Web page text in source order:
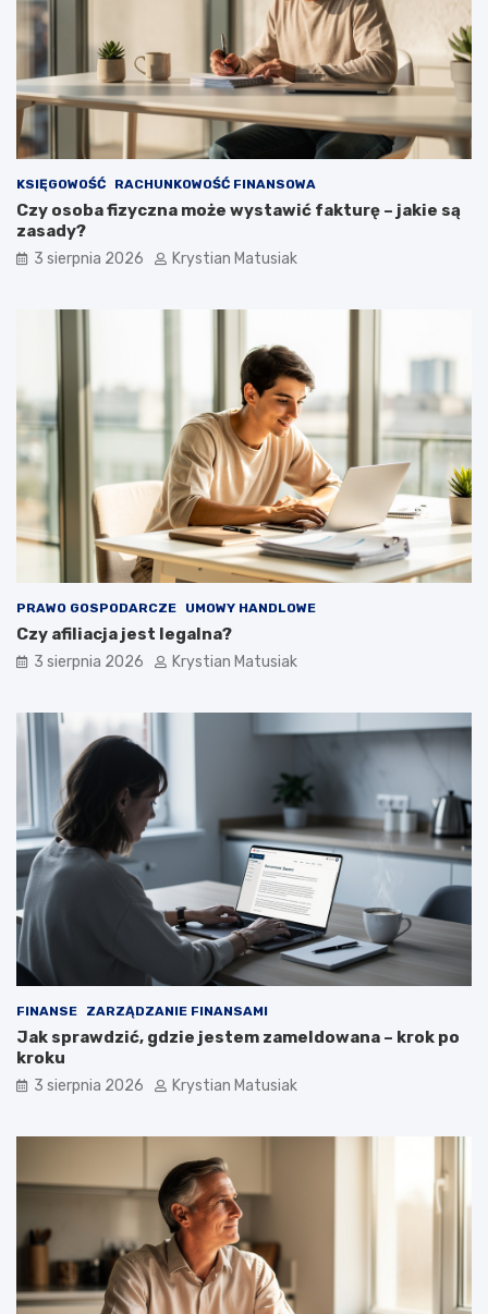
KSIĘGOWOŚĆ RACHUNKOWOŚĆ FINANSOWA
Czy osoba fizyczna może wystawić fakturę – jakie są
zasady?
3 sierpnia 2026 Krystian Matusiak
PRAWO GOSPODARCZE UMOWY HANDLOWE
Czy afiliacja jest legalna?
3 sierpnia 2026 Krystian Matusiak
FINANSE ZARZĄDZANIE FINANSAMI
Jak sprawdzić, gdzie jestem zameldowana – krok po
kroku
3 sierpnia 2026 Krystian Matusiak